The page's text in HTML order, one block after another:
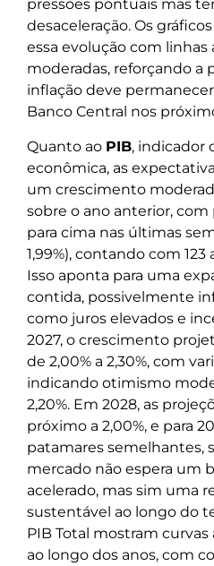
pressões pontuais mas
desaceleração. Os
essa evolução com
moderadas, reforçando a
inflação deve
Banco Central nos
Quanto ao PIB, indicador
econômica, as
um crescimento
sobre o ano anterior,
para cima nas últimas
1,99%), contando com
Isso aponta para uma
contida, possivelmente
como juros elevados e
2027, o crescimento
de 2,00% a 2,30%, com
indicando otimismo
2,20%. Em 2028, as
próximo a 2,00%, e para
patamares semelhantes,
mercado não espera um
acelerado, mas sim uma
sustentável ao longo do
PIB Total mostram
ao longo dos anos, com